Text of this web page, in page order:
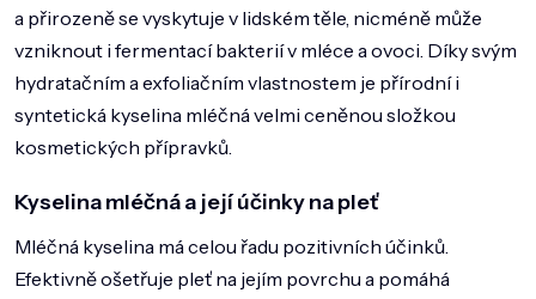
TĚLO
DOMÁCNOST
O NÁS
BLOG
a přirozeně se vyskytuje v lidském těle, nicméně může
vzniknout i fermentací bakterií v mléce a ovoci. Díky svým
hydratačním a exfoliačním vlastnostem je přírodní i
syntetická kyselina mléčná velmi ceněnou složkou
kosmetických přípravků.
Kyselina mléčná a její účinky na pleť
Mléčná kyselina má celou řadu pozitivních účinků.
Efektivně ošetřuje pleť na jejím povrchu a pomáhá